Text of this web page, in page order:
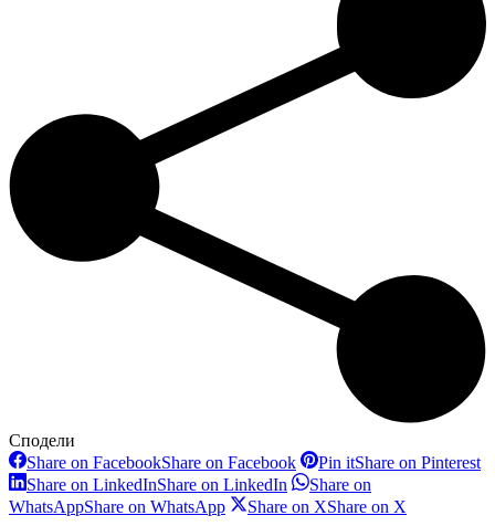
Сподели
Share on FacebookShare on Facebook Pin itShare on Pinterest
Share on LinkedInShare on LinkedIn
Share on
WhatsAppShare on WhatsApp Share on XShare on X